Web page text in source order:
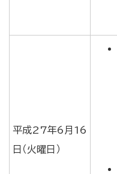
平成27年6月16
日（火曜日）